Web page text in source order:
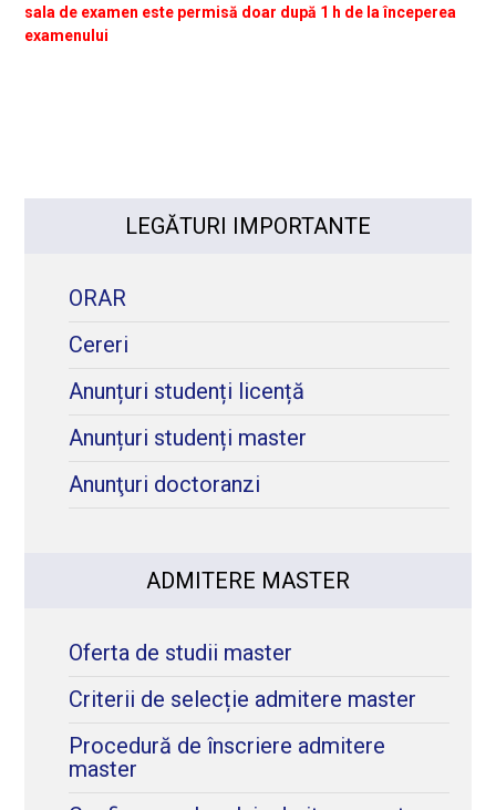
sala de examen este permisă doar după 1 h de la începerea
examenului
LEGĂTURI IMPORTANTE
ORAR
Cereri
Anunțuri studenți licență
Anunțuri studenți master
Anunţuri doctoranzi
ADMITERE MASTER
Oferta de studii master
Criterii de selecție admitere master
Procedură de înscriere admitere
master